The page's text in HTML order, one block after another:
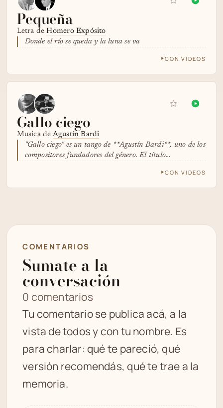
Pequeña
Letra deHomero Expósito
Donde el río se queda y la luna se va
CON VIDEOS
Gallo ciego
Musica de Agustín Bardi
"Gallo ciego" es un tango de **Agustín Bardi**, uno de los
compositores fundadores del género. El título…
CON VIDEOS
COMENTARIOS
Sumate a la
conversación
0 comentarios
Tu comentario se publica acá, a la
vista de todos y con tu nombre. Es
para charlar: qué te pareció, qué
versión recomendás, qué te trae a la
memoria.